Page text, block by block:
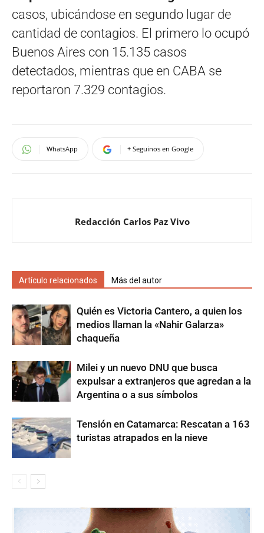
casos, ubicándose en segundo lugar de
cantidad de contagios. El primero lo ocupó
Buenos Aires con 15.135 casos
detectados, mientras que en CABA se
reportaron 7.329 contagios.
WhatsApp + Seguinos en Google
Redacción Carlos Paz Vivo
Artículo relacionados Más del autor
Quién es Victoria Cantero, a quien los
medios llaman la «Nahir Galarza»
chaqueña
Milei y un nuevo DNU que busca
expulsar a extranjeros que agredan a la
Argentina o a sus símbolos
Tensión en Catamarca: Rescatan a 163
turistas atrapados en la nieve